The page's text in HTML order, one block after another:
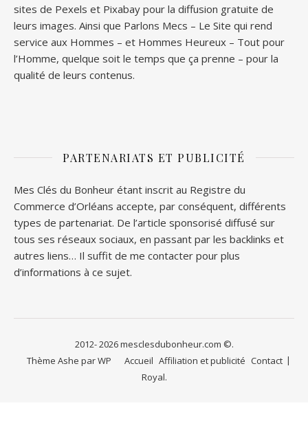
sites de Pexels et Pixabay pour la diffusion gratuite de
leurs images. Ainsi que Parlons Mecs – Le Site qui rend
service aux Hommes – et Hommes Heureux – Tout pour
l’Homme, quelque soit le temps que ça prenne – pour la
qualité de leurs contenus.
PARTENARIATS ET PUBLICITÉ
Mes Clés du Bonheur étant inscrit au Registre du
Commerce d’Orléans accepte, par conséquent, différents
types de partenariat. De l’article sponsorisé diffusé sur
tous ses réseaux sociaux, en passant par les backlinks et
autres liens… Il suffit de me contacter pour plus
d’informations à ce sujet.
2012- 2026 mesclesdubonheur.com ©.
Accueil Affiliation et publicité Contact
Thème Ashe parWP
Royal.